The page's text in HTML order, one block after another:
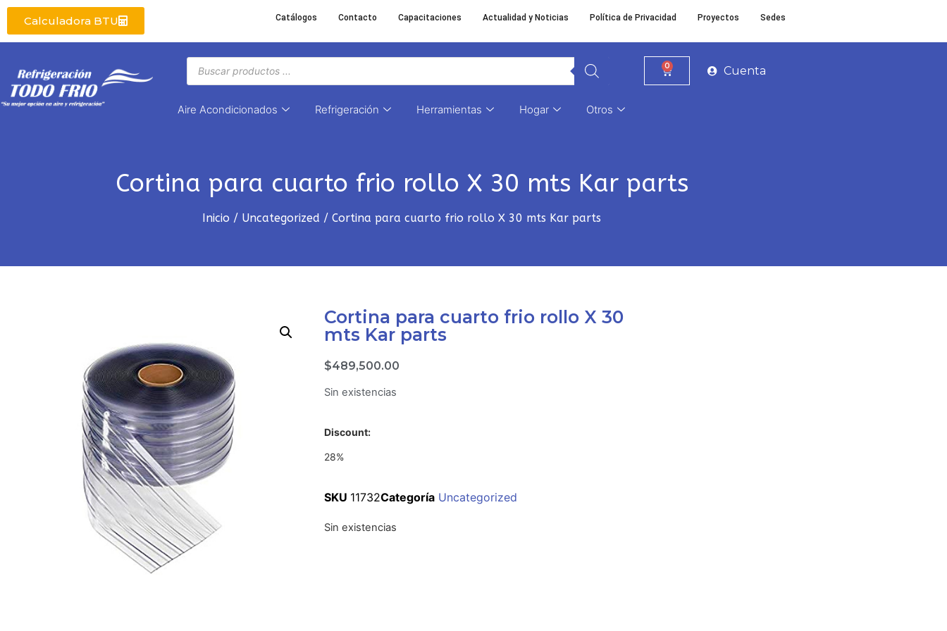
Calculadora BTU Catálogos Contacto Capacitaciones Actualidad y Noticias Política de Privacidad Proyectos Sedes
0 Cuenta
Aire Acondicionados Refrigeración Herramientas Hogar Otros
Cortina para cuarto frio rollo X 30 mts Kar parts
Inicio / Uncategorized / Cortina para cuarto frio rollo X 30 mts Kar parts
Cortina para cuarto frio rollo X 30
mts Kar parts
$489,500.00
Sin existencias
Discount:
28%
SKU 11732Categoría Uncategorized
Sin existencias